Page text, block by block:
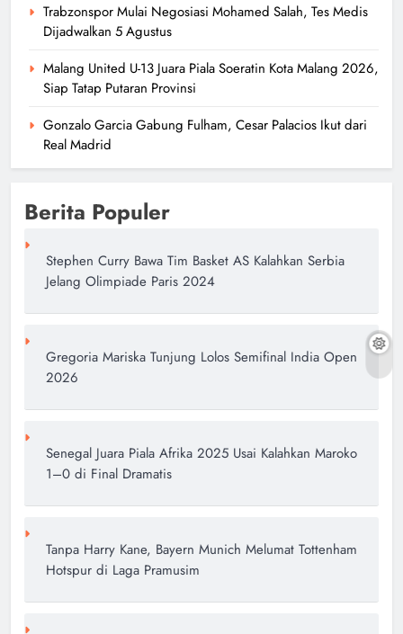
Trabzonspor Mulai Negosiasi Mohamed Salah, Tes Medis
Dijadwalkan 5 Agustus
Malang United U-13 Juara Piala Soeratin Kota Malang 2026,
Siap Tatap Putaran Provinsi
Gonzalo Garcia Gabung Fulham, Cesar Palacios Ikut dari
Real Madrid
Berita Populer
Stephen Curry Bawa Tim Basket AS Kalahkan Serbia
Jelang Olimpiade Paris 2024
Gregoria Mariska Tunjung Lolos Semifinal India Open
2026
Senegal Juara Piala Afrika 2025 Usai Kalahkan Maroko
1–0 di Final Dramatis
Tanpa Harry Kane, Bayern Munich Melumat Tottenham
Hotspur di Laga Pramusim